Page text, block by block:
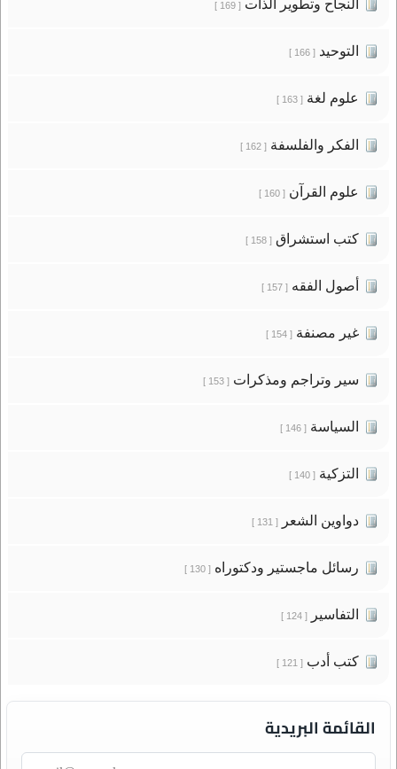
النجاح وتطوير الذات[ 169 ]
التوحيد[ 166 ]
علوم لغة[ 163 ]
الفكر والفلسفة[ 162 ]
علوم القرآن[ 160 ]
كتب استشراق[ 158 ]
أصول الفقه[ 157 ]
غير مصنفة[ 154 ]
سير وتراجم ومذكرات[ 153 ]
السياسة[ 146 ]
التزكية[ 140 ]
دواوين الشعر[ 131 ]
رسائل ماجستير ودكتوراه[ 130 ]
التفاسير[ 124 ]
كتب أدب[ 121 ]
القائمة البريدية